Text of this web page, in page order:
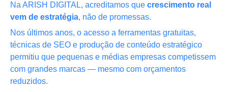
Na ARISH DIGITAL, acreditamos que crescimento real
vem de estratégia, não de promessas.
Nos últimos anos, o acesso a ferramentas gratuitas,
técnicas de SEO e produção de conteúdo estratégico
permitiu que pequenas e médias empresas competissem
com grandes marcas — mesmo com orçamentos
reduzidos.